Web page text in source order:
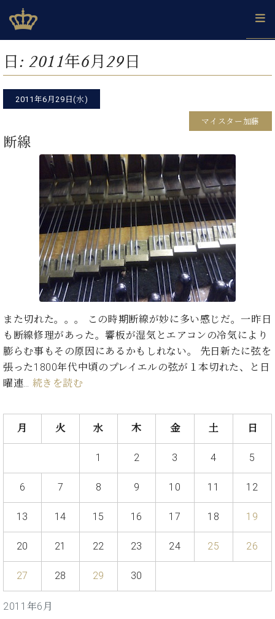
to
content
ベヒシュタインジャパン公式サイト
BECHSTEIN JAPAN Official Site
タ
ロ
グ
ベ
ヒ
イ
ン
コ
ン
サ
ー
ト /
C.
ベ
ヒ
シ
タ
イ
ン
レ
ジ
ン
ン
サ
示
ベ
ヒ
シ
イ
こ
と
音
色
チ
ュ
イ
ン・
ャ
の
ュ
イ
ン
の
秘
ド
イ
ツ
器
ヒ
ス
ト
リ
ー
ュ
タ
イ
ン
の
ニ
ュ
ス・
ベ
ン
メ
ル
マ
員
お
知
ら
せ
(入
等)
リ
ー
ス
知
メ
規
デ
ィ
シ
イ
音
し
い！
と
い
は、
営
舗
ま
で
オンライン試弾
メルマガ登録
企
業
情
採
サ
ロ
ン
会
員
ヒ
シ
ュ
ン・
ブ
ロ
グ
日: 2011年6月29日
2011年6月29日(水)
マイスター加藤
断線
また切れた。。。 この時期断線が妙に多い感じだ。一昨日
も断線修理があった。響板が湿気とエアコンの冷気により
膨らむ事もその原因にあるかもしれない。 先日新たに弦を
張った1800年代中頃のプレイエルの弦が１本切れた、と日
曜連… 続きを読む
2011年6月
月 火 水 木 金 土 日
1 2 3 4 5
6 7 8 9 10 11 12
13 14 15 16 17 18 19
20 21 22 23 24 25 26
27 28 29 30